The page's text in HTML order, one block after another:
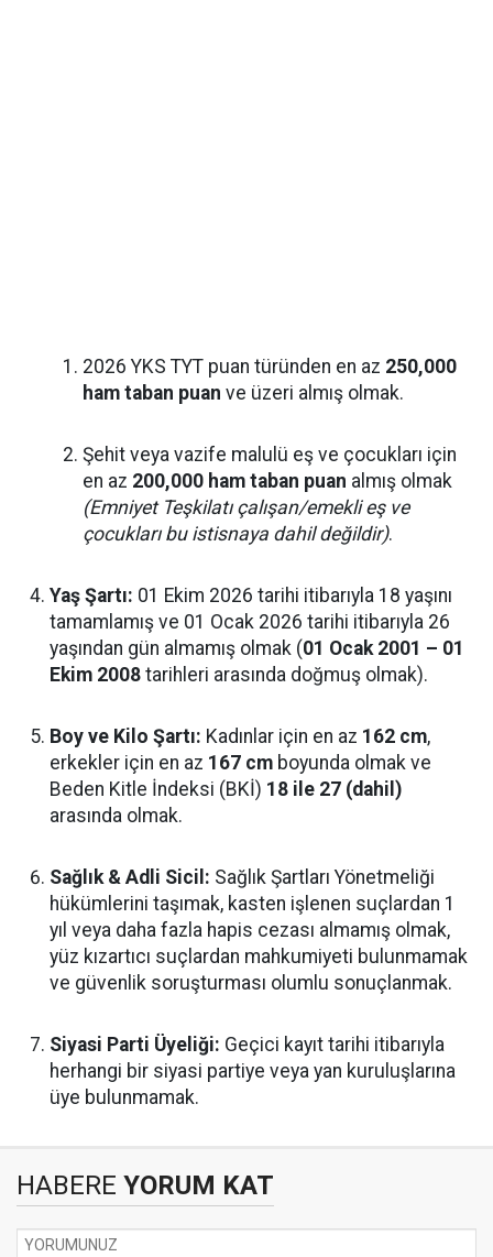
2026 YKS TYT puan türünden en az 250,000
ham taban puan ve üzeri almış olmak.
Şehit veya vazife malulü eş ve çocukları için
en az 200,000 ham taban puan almış olmak
(Emniyet Teşkilatı çalışan/emekli eş ve
çocukları bu istisnaya dahil değildir).
Yaş Şartı: 01 Ekim 2026 tarihi itibarıyla 18 yaşını
tamamlamış ve 01 Ocak 2026 tarihi itibarıyla 26
yaşından gün almamış olmak (01 Ocak 2001 – 01
Ekim 2008 tarihleri arasında doğmuş olmak).
Boy ve Kilo Şartı: Kadınlar için en az 162 cm,
erkekler için en az 167 cm boyunda olmak ve
Beden Kitle İndeksi (BKİ) 18 ile 27 (dahil)
arasında olmak.
Sağlık & Adli Sicil: Sağlık Şartları Yönetmeliği
hükümlerini taşımak, kasten işlenen suçlardan 1
yıl veya daha fazla hapis cezası almamış olmak,
yüz kızartıcı suçlardan mahkumiyeti bulunmamak
ve güvenlik soruşturması olumlu sonuçlanmak.
Siyasi Parti Üyeliği: Geçici kayıt tarihi itibarıyla
herhangi bir siyasi partiye veya yan kuruluşlarına
üye bulunmamak.
HABERE YORUM KAT